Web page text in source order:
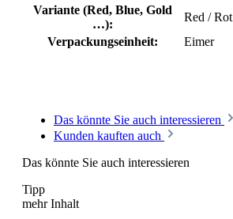
Variante (Red, Blue, Gold
…):
Red / Rot
Verpackungseinheit:
Eimer
Das könnte Sie auch interessieren
Kunden kauften auch
Das könnte Sie auch interessieren
Tipp
mehr Inhalt